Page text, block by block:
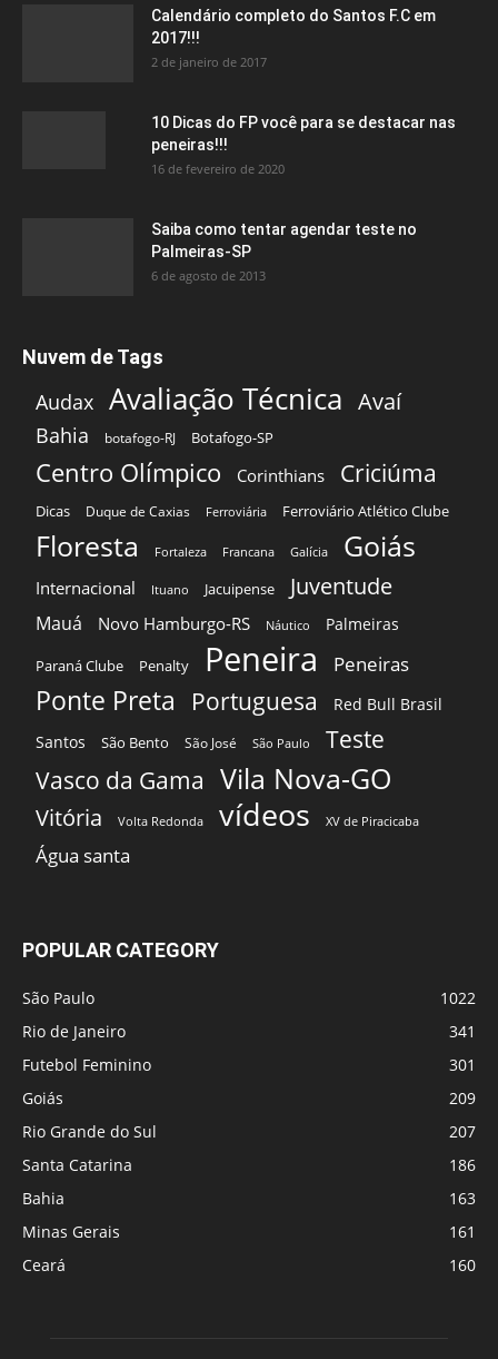
Calendário completo do Santos F.C em
2017!!!
2 de janeiro de 2017
10 Dicas do FP você para se destacar nas
peneiras!!!
16 de fevereiro de 2020
Saiba como tentar agendar teste no
Palmeiras-SP
6 de agosto de 2013
Nuvem de Tags
Audax Avaliação Técnica Avaí
Bahia botafogo-RJ Botafogo-SP
Centro Olímpico Corinthians Criciúma
Dicas Duque de Caxias Ferroviária Ferroviário Atlético Clube
Floresta Fortaleza Francana Galícia Goiás
Internacional Ituano Jacuipense Juventude
Mauá Novo Hamburgo-RS Náutico Palmeiras
Paraná Clube Penalty Peneira Peneiras
Ponte Preta Portuguesa
Red Bull Brasil
Santos
São Bento São José São Paulo Teste
Vasco da Gama Vila Nova-GO
Vitória Volta Redonda vídeos XV de Piracicaba
Água santa
POPULAR CATEGORY
São Paulo
1022
Rio de Janeiro
341
Futebol Feminino
301
Goiás
209
Rio Grande do Sul
207
Santa Catarina
186
Bahia
163
Minas Gerais
161
Ceará
160